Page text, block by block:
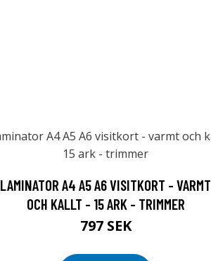
LAMINATOR A4 A5 A6 VISITKORT - VARMT
OCH KALLT - 15 ARK - TRIMMER
797 SEK